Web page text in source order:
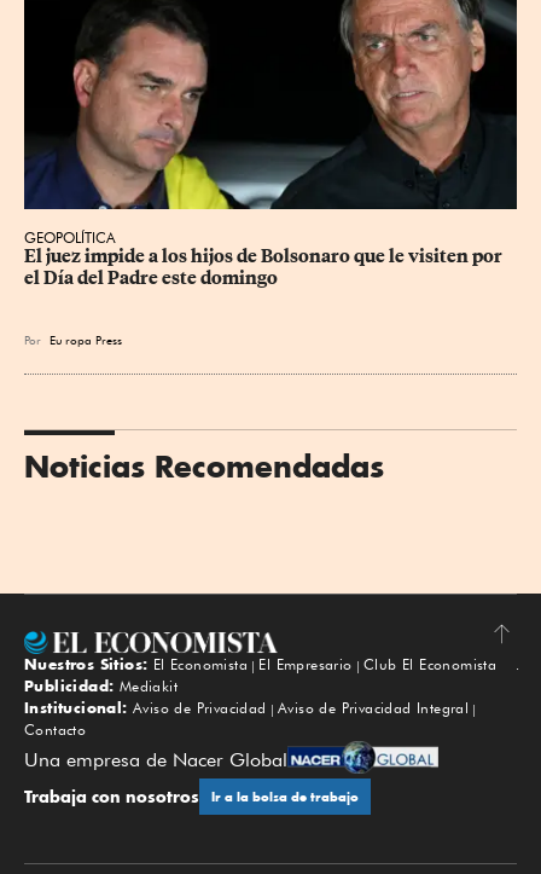
GEOPOLÍTICA
El juez impide a los hijos de Bolsonaro que le visiten por
el Día del Padre este domingo
Por Eu ropa Press
Noticias Recomendadas
Subir
Nuestros Sitios: El Economista El Empresario
Club El Economista
Publicidad: Mediakit
Institucional: Aviso de Privacidad
Aviso de Privacidad Integral
Contacto
Una empresa de Nacer Global
Trabaja con nosotros Ir a la bolsa de trabajo